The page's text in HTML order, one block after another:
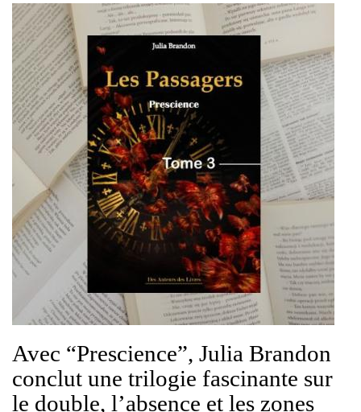
Avec “Prescience”, Julia Brandon
conclut une trilogie fascinante sur
le double, l’absence et les zones